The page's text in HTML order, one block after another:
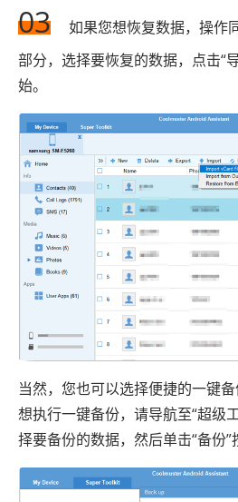
03
如果您想恢复数据，操作
部分，选择要恢复的数据，点击“
始。
当然，您也可以选择便捷的一键
想执行一键备份，请导航至“超级
择要备份的数据，然后单击“备份”